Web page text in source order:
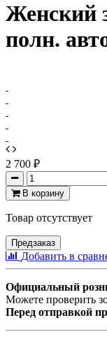
Женский
полн.
2 700 ₽
В корзину
Товар отсутствует
Предзаказ
Добавить в
Официальный
Можете проверить
Перед отправкой